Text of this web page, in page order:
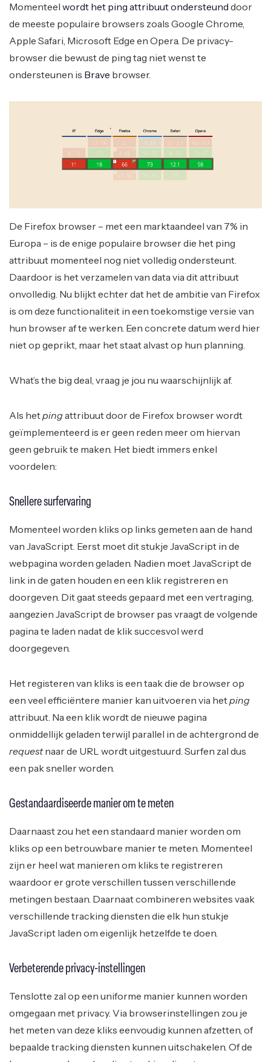
Momenteel wordt het ping attribuut ondersteund door
de meeste populaire browsers zoals Google Chrome,
Apple Safari, Microsoft Edge en Opera. De privacy-
browser die bewust de ping tag niet wenst te
ondersteunen is Brave browser.
De Firefox browser – met een marktaandeel van 7% in
Europa – is de enige populaire browser die het ping
attribuut momenteel nog niet volledig ondersteunt.
Daardoor is het verzamelen van data via dit attribuut
onvolledig. Nu blijkt echter dat het de ambitie van Firefox
is om deze functionaliteit in een toekomstige versie van
hun browser af te werken. Een concrete datum werd hier
niet op geprikt, maar het staat alvast op hun planning.
What’s the big deal, vraag je jou nu waarschijnlijk af.
Als hetpingattribuut door de Firefox browser wordt
geïmplementeerd is er geen reden meer om hiervan
geen gebruik te maken. Het biedt immers enkel
voordelen:
Snellere surfervaring
Momenteel worden kliks op links gemeten aan de hand
van JavaScript. Eerst moet dit stukje JavaScript in de
webpagina worden geladen. Nadien moet JavaScript de
link in de gaten houden en een klik registreren en
doorgeven. Dit gaat steeds gepaard met een vertraging,
aangezien JavaScript de browser pas vraagt de volgende
pagina te laden nadat de klik succesvol werd
doorgegeven.
Het registeren van kliks is een taak die de browser op
een veel efficiëntere manier kan uitvoeren via hetping
attribuut. Na een klik wordt de nieuwe pagina
onmiddellijk geladen terwijl parallel in de achtergrond de
requestnaar de URL wordt uitgestuurd. Surfen zal dus
een pak sneller worden.
Gestandaardiseerde manier om te meten
Daarnaast zou het een standaard manier worden om
kliks op een betrouwbare manier te meten. Momenteel
zijn er heel wat manieren om kliks te registreren
waardoor er grote verschillen tussen verschillende
metingen bestaan. Daarnaat combineren websites vaak
verschillende tracking diensten die elk hun stukje
JavaScript laden om eigenlijk hetzelfde te doen.
Verbeterende privacy-instellingen
Tenslotte zal op een uniforme manier kunnen worden
omgegaan met privacy. Via browserinstellingen zou je
het meten van deze kliks eenvoudig kunnen afzetten, of
bepaalde tracking diensten kunnen uitschakelen. Of de